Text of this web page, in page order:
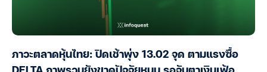
ภาวะตลาดหุ้นไทย: ปิดเช้าพุ่ง 13.02 จุด ตามแรงซื้อ